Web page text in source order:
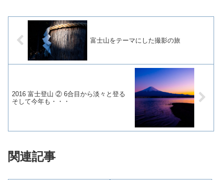
富士山をテーマにした撮影の旅
2016 富士登山 ② 6合目から淡々と登る
そして今年も・・・
関連記事